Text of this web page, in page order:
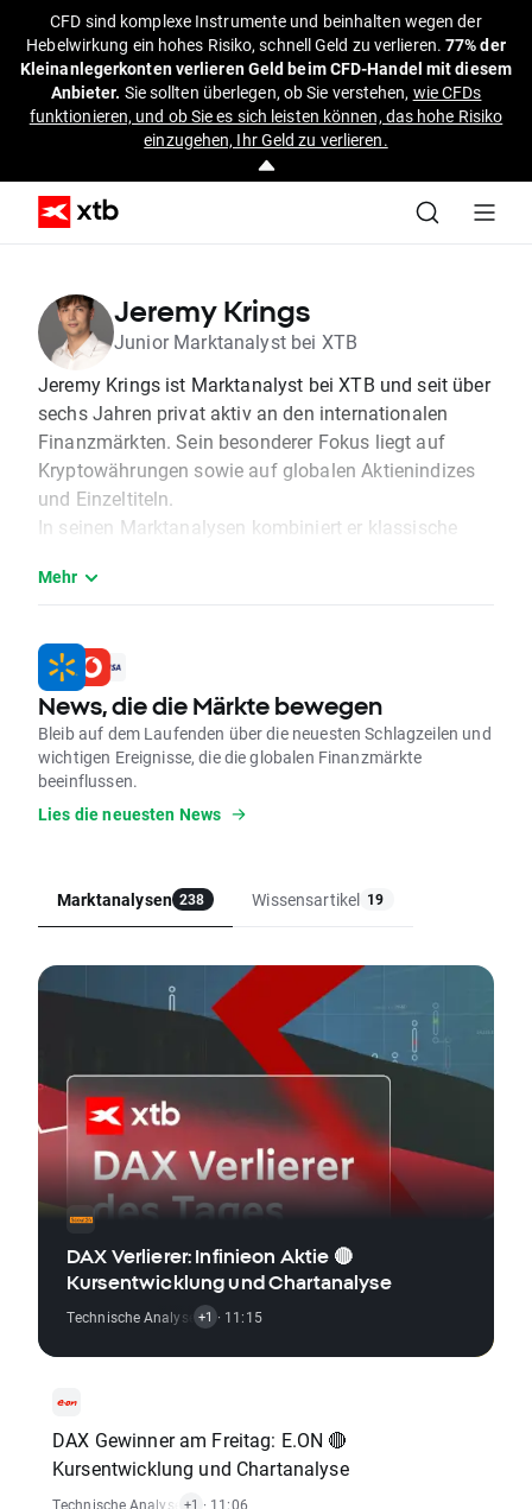
CFD sind komplexe Instrumente und beinhalten wegen der
Hebelwirkung ein hohes Risiko, schnell Geld zu verlieren.77% der
Kleinanlegerkonten verlieren Geld beim CFD-Handel mit diesem
Anbieter. Sie sollten überlegen, ob Sie verstehen, wie CFDs
funktionieren, und ob Sie es sich leisten können, das hohe Risiko
einzugehen, Ihr Geld zu verlieren.
Marktanalysen 238 Wissensartikel 19
DAX Verlierer: Infinieon Aktie 🔴
Kursentwicklung und Chartanalyse
Technische Analysen, Aktien
+1 · 11:15
DAX Gewinner am Freitag: E.ON 🔴
Kursentwicklung und Chartanalyse
Technische Analysen, Aktien
+1 · 11:06
Jeremy Krings
Junior Marktanalyst bei XTB
Mehr
Jeremy Krings ist Marktanalyst bei XTB und seit über
sechs Jahren privat aktiv an den internationalen
Finanzmärkten. Sein besonderer Fokus liegt auf
Kryptowährungen sowie auf globalen Aktienindizes
und Einzeltiteln.
In seinen Marktanalysen kombiniert er klassische
Auswertung von Stimmungsindikatoren. Sein Ziel ist
aufzubereiten und Tradern klare, praxisnahe
Orientierung zu geben. Dabei legt er besonderen Wert
auf strukturierte Analysen und nachvollziehbare
Handelsansätze.
News, die die Märkte bewegen
Bleib auf dem Laufenden über die neuesten Schlagzeilen und
wichtigen Ereignisse, die die globalen Finanzmärkte
beeinflussen.
Lies die neuesten News